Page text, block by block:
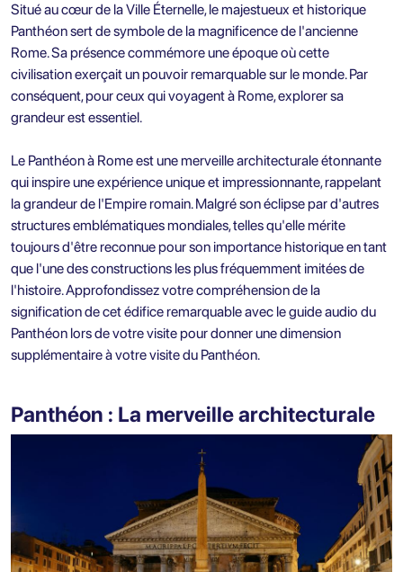
Situé au cœur de la Ville Éternelle, le majestueux et historique
Panthéon sert de symbole de la magnificence de l'ancienne
Rome. Sa présence commémore une époque où cette
civilisation exerçait un pouvoir remarquable sur le monde. Par
conséquent, pour ceux qui voyagent à Rome, explorer sa
grandeur est essentiel.
Le Panthéon à Rome est une merveille architecturale étonnante
qui inspire une expérience unique et impressionnante, rappelant
la grandeur de l'Empire romain. Malgré son éclipse par d'autres
structures emblématiques mondiales, telles qu'elle mérite
toujours d'être reconnue pour son importance historique en tant
que l'une des constructions les plus fréquemment imitées de
l'histoire. Approfondissez votre compréhension de la
signification de cet édifice remarquable avec le guide audio du
Panthéon lors de votre visite pour donner une dimension
supplémentaire à votre visite du Panthéon.
Panthéon : La merveille architecturale